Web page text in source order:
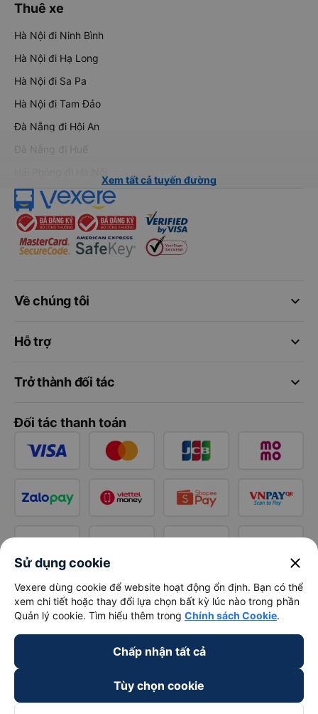
Thuê xe
Hà Nội đi Ninh Bình
Hà Nội đi Hạ Long
Hà Nội đi Sa Pa
Hà Nội đi Tam Đảo
Đà Nẵng đi Hội An
Đà Nẵng đi Huế
Xem tất cả tuyến đường
keyboard_arrow_down
Về chúng tôi
keyboard_arrow_down
Hỗ trợ
keyboard_arrow_down
Trở thành đối tác
Đối tác thanh toán
Sử dụng cookie close
Vexere dùng cookie để website hoạt động ổn định. Bạn có thể
xem chi tiết hoặc thay đổi lựa chọn bất kỳ lúc nào trong phần
Quản lý cookie. Tìm hiểu thêm trong Chính sách Cookie.
Chấp nhận tất cả
Tùy chọn cookie